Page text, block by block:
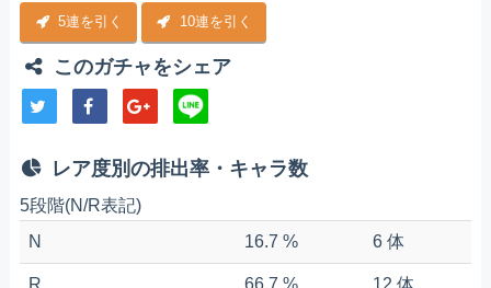
5連を引く 10連を引く
このガチャをシェア
レア度別の排出率・キャラ数
5段階(N/R表記)
N
16.7 % 6 体